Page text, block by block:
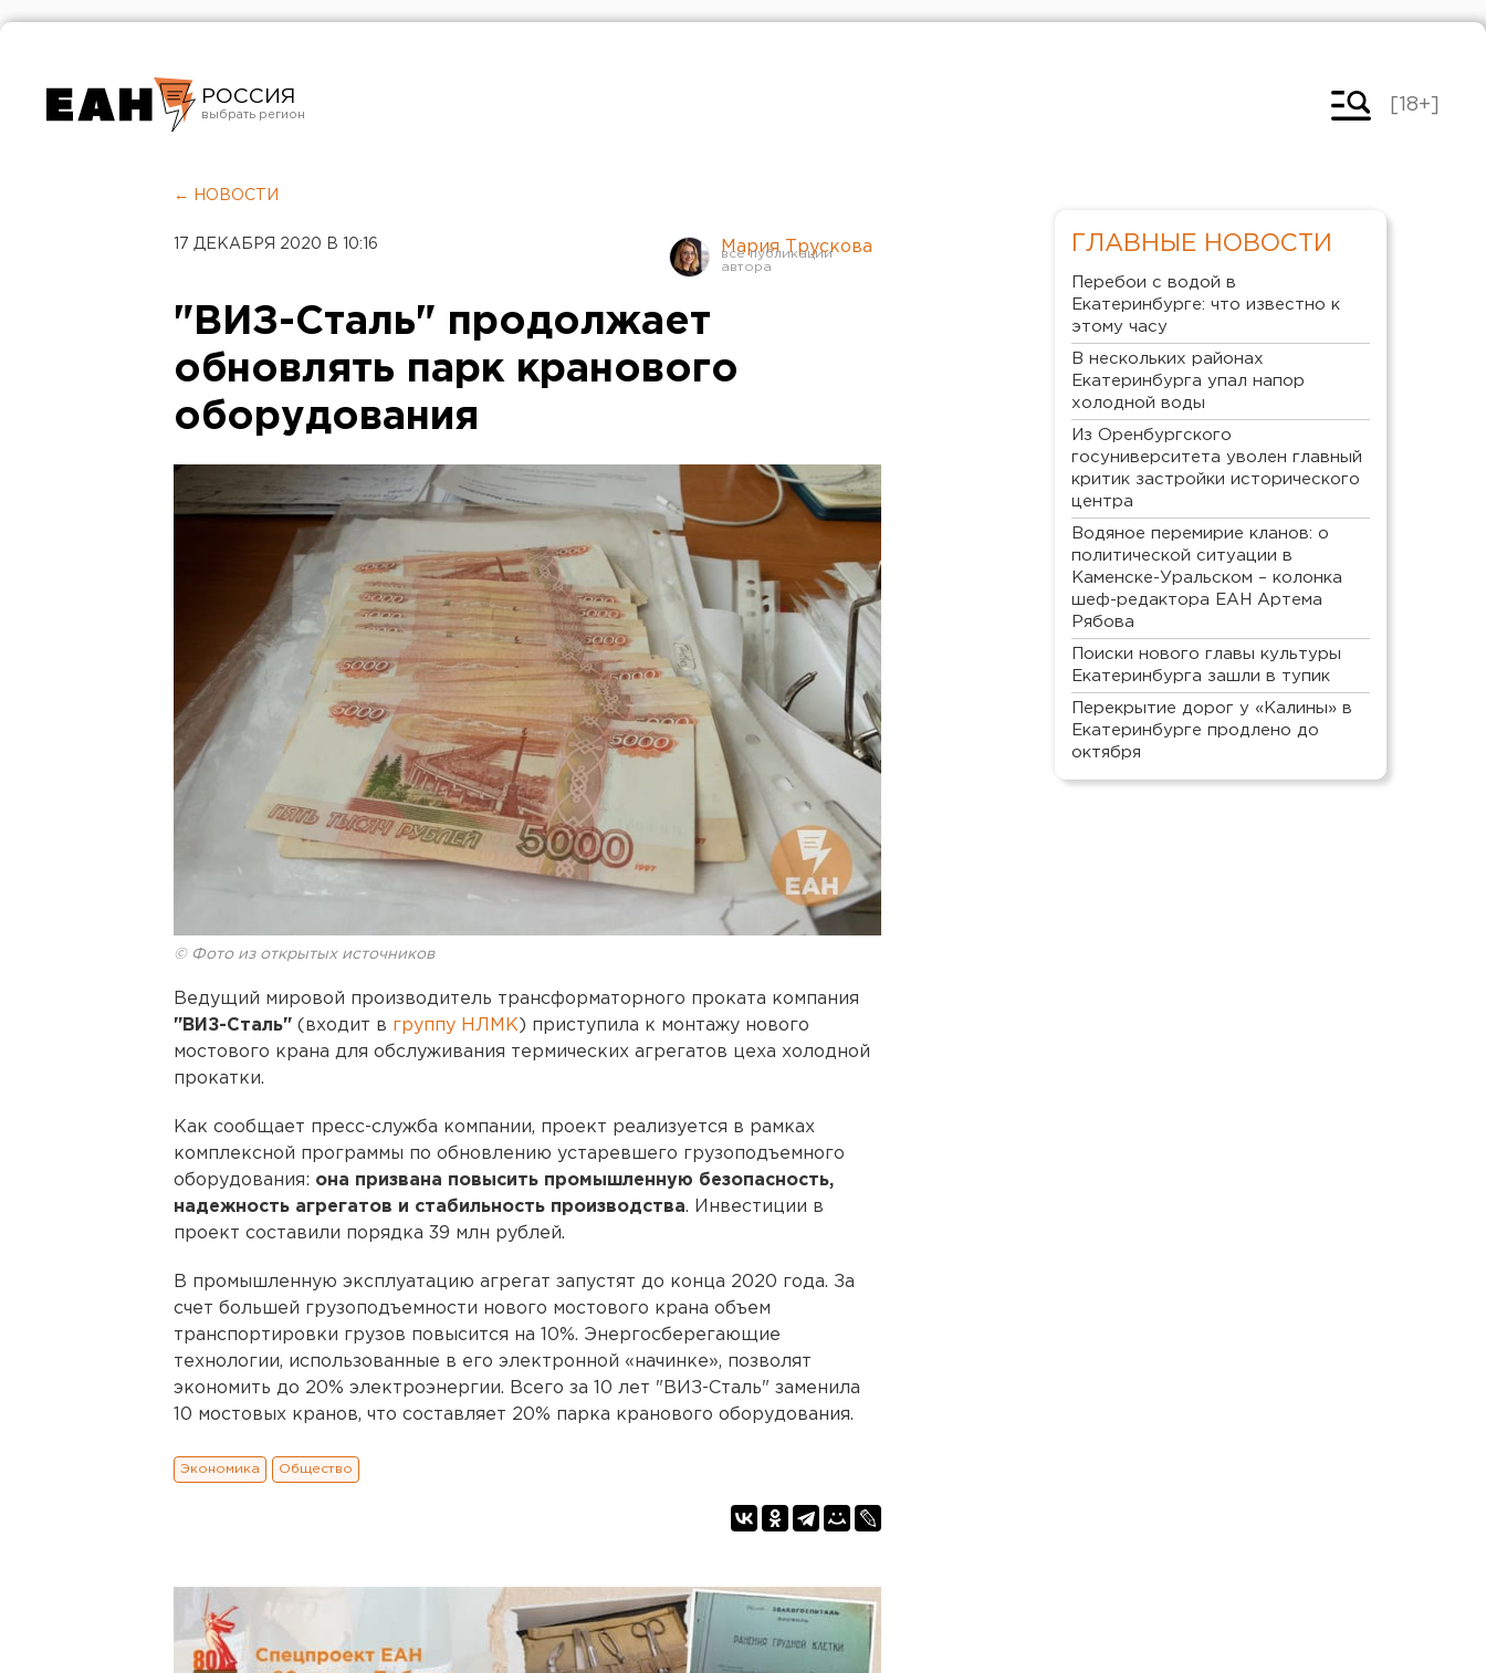
РОССИЯ
Челябинск
[18+]
← НОВОСТИ
17 ДЕКАБРЯ 2020 В 10:16 Мария Трускова
"ВИЗ-Сталь" продолжает
обновлять парк кранового
оборудования
© Фото из открытых источников
Ведущий мировой производитель трансформаторного проката компания
"ВИЗ-Сталь" (входит в группу НЛМК ) приступила к монтажу нового
мостового крана для обслуживания термических агрегатов цеха холодной
прокатки.
Как сообщает пресс-служба компании, проект реализуется в рамках
комплексной программы по обновлению устаревшего грузоподъемного
оборудования: она призвана повысить промышленную безопасность,
надежность агрегатов и стабильность производства. Инвестиции в
проект составили порядка 39 млн рублей.
В промышленную эксплуатацию агрегат запустят до конца 2020 года. За
счет большей грузоподъемности нового мостового крана объем
транспортировки грузов повысится на 10%. Энергосберегающие
технологии, использованные в его электронной «начинке», позволят
экономить до 20% электроэнергии. Всего за 10 лет "ВИЗ-Сталь" заменила
10 мостовых кранов, что составляет 20% парка кранового оборудования.
Экономика Общество
ГЛАВНЫЕ НОВОСТИ
Перебои с водой в
Екатеринбурге: что известно к
этому часу
В нескольких районах
Екатеринбурга упал напор
холодной воды
Из Оренбургского
госуниверситета уволен главный
критик застройки исторического
центра
Водяное перемирие кланов: о
политической ситуации в
Каменске-Уральском – колонка
шеф-редактора ЕАН Артема
Рябова
Поиски нового главы культуры
Екатеринбурга зашли в тупик
Перекрытие дорог у «Калины» в
Екатеринбурге продлено до
октября